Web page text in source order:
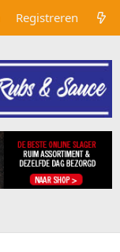
Registreren